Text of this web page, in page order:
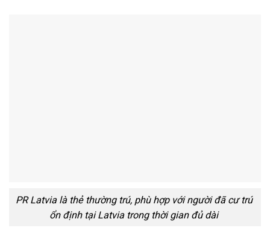
PR Latvia là thẻ thường trú, phù hợp với người đã cư trú
ổn định tại Latvia trong thời gian đủ dài